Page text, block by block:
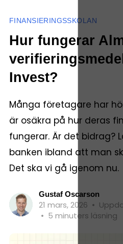
FINANSIERINGSSKOLAN
Hur fungerar
Invest?
Många företagare har
är osäkra på hur deras
fungerar. Är det bidrag?
banken ibland att man
Det ska vi gå igenom nu.
Gustaf Oscarson
21 mars, 2026 •
• 5 minuters läsning